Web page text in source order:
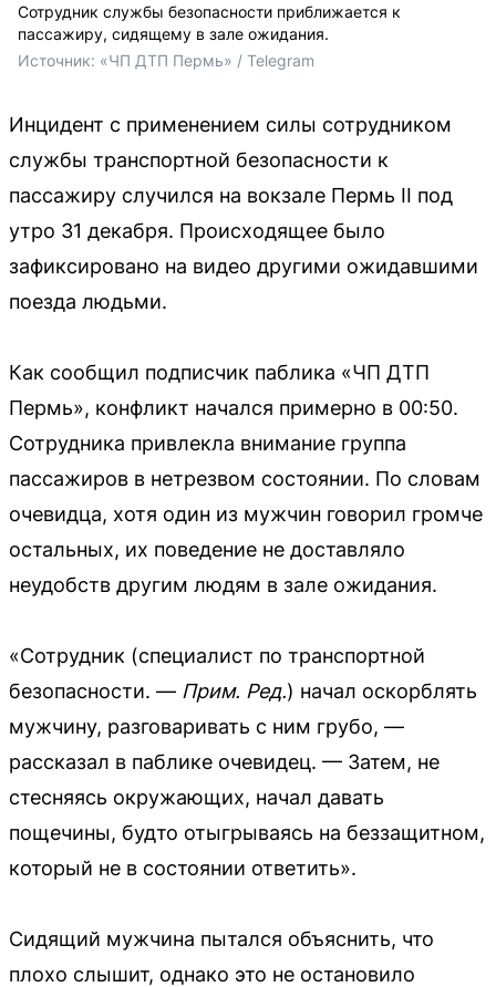
Сотрудник службы безопасности приближается к
пассажиру, сидящему в зале ожидания.
Источник: «ЧП ДТП Пермь» / Telegram
Инцидент с применением силы сотрудником
службы транспортной безопасности к
пассажиру случился на вокзале Пермь II под
утро 31 декабря. Происходящее было
зафиксировано на видео другими ожидавшими
поезда людьми.
Как сообщил подписчик паблика «ЧП ДТП
Пермь», конфликт начался примерно в 00:50.
Сотрудника привлекла внимание группа
пассажиров в нетрезвом состоянии. По словам
очевидца, хотя один из мужчин говорил громче
остальных, их поведение не доставляло
неудобств другим людям в зале ожидания.
«Сотрудник (специалист по транспортной
безопасности. — Прим. Ред.) начал оскорблять
мужчину, разговаривать с ним грубо, —
рассказал в паблике очевидец. — Затем, не
стесняясь окружающих, начал давать
пощечины, будто отыгрываясь на беззащитном,
который не в состоянии ответить».
Сидящий мужчина пытался объяснить, что
плохо слышит, однако это не остановило